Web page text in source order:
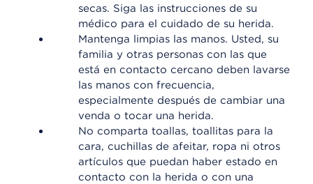
secas. Siga las instrucciones de su
médico para el cuidado de su herida.
Mantenga limpias las manos. Usted, su
familia y otras personas con las que
está en contacto cercano deben lavarse
las manos con frecuencia,
especialmente después de cambiar una
venda o tocar una herida.
No comparta toallas, toallitas para la
cara, cuchillas de afeitar, ropa ni otros
artículos que puedan haber estado en
contacto con la herida o con una